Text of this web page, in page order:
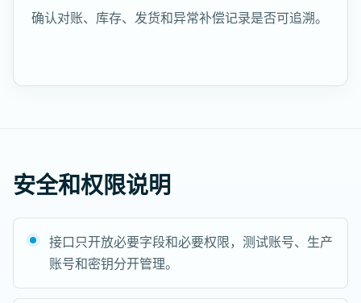
确认对账、库存、发货和异常补偿记录是否可追溯。
安全和权限说明
接口只开放必要字段和必要权限，测试账号、生产
账号和密钥分开管理。